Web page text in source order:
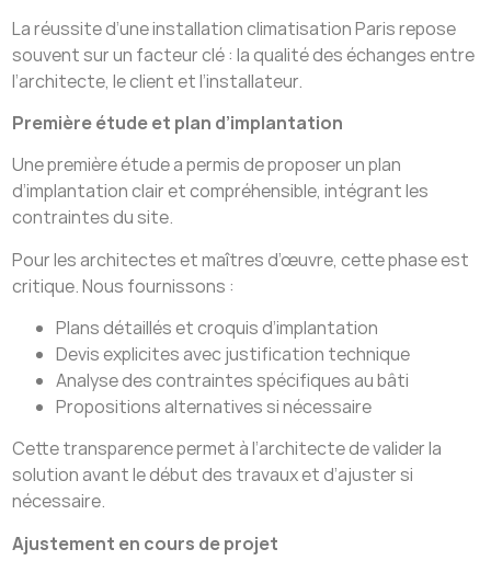
La réussite d’une installation climatisation Paris repose
souvent sur un facteur clé : la qualité des échanges entre
l’architecte, le client et l’installateur.
Première étude et plan d’implantation
Une première étude a permis de proposer un plan
d’implantation clair et compréhensible, intégrant les
contraintes du site.
Pour les architectes et maîtres d’œuvre, cette phase est
critique. Nous fournissons :
Plans détaillés et croquis d’implantation
Devis explicites avec justification technique
Analyse des contraintes spécifiques au bâti
Propositions alternatives si nécessaire
Cette transparence permet à l’architecte de valider la
solution avant le début des travaux et d’ajuster si
nécessaire.
Ajustement en cours de projet